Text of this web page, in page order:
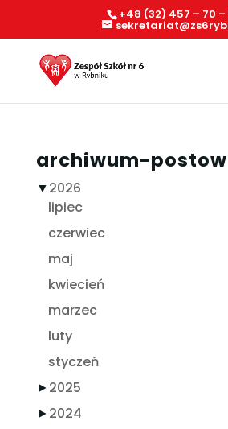
+48 (32) 457 – 70 –
archiwum-postow
▼2026
lipiec
czerwiec
maj
kwiecień
marzec
luty
styczeń
►2025
►2024